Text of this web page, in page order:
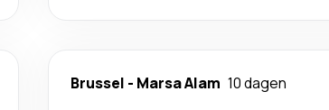
Brussel - Marsa Alam 10 dagen